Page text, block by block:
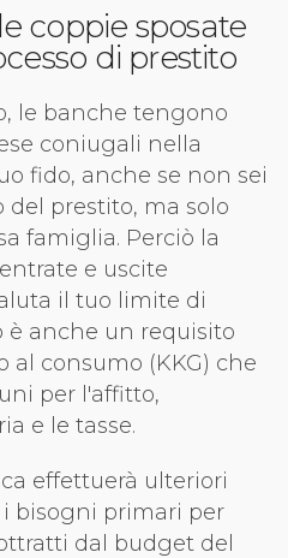
coppie sposate
di prestito
le banche tengono
coniugali nella
fido, anche se non sei
del prestito, ma solo
famiglia. Perciò la
e uscite
il tuo limite di
è anche un requisito
al consumo (KKG) che
per l'affitto,
e le tasse.
effettuerà ulteriori
bisogni primari per
dal budget del